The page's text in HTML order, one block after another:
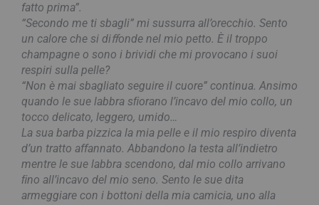
fatto prima”.
“Secondo me ti sbagli” mi sussurra all’orecchio. Sento
un calore che si diﬀonde nel mio petto. È il troppo
champagne o sono i brividi che mi provocano i suoi
respiri sulla pelle?
“Non è mai sbagliato seguire il cuore” continua. Ansimo
quando le sue labbra sﬁorano l’incavo del mio collo, un
tocco delicato, leggero, umido…
La sua barba pizzica la mia pelle e il mio respiro diventa
d’un tratto affannato. Abbandono la testa all’indietro
mentre le sue labbra scendono, dal mio collo arrivano
ﬁno all’incavo del mio seno. Sento le sue dita
armeggiare con i bottoni della mia camicia, uno alla